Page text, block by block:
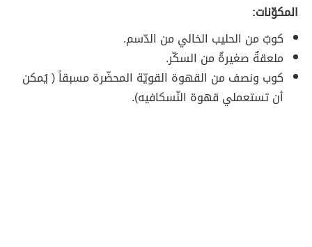
المكوّنات:
كوبٌ من الحليب الخالي من الدّسم.
ملعقةٌ صغيرةٌ من السكّر.
كوب ونصف من القهوة القويّة المحضّرة مسبقاً ( يُمكن
أن تستعملي قهوة النّسكافيه).